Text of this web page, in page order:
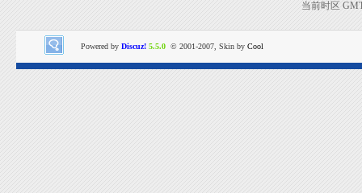
当前时区
Powered by Discuz! 5.5.0 © 2001-2007, Skin by Cool